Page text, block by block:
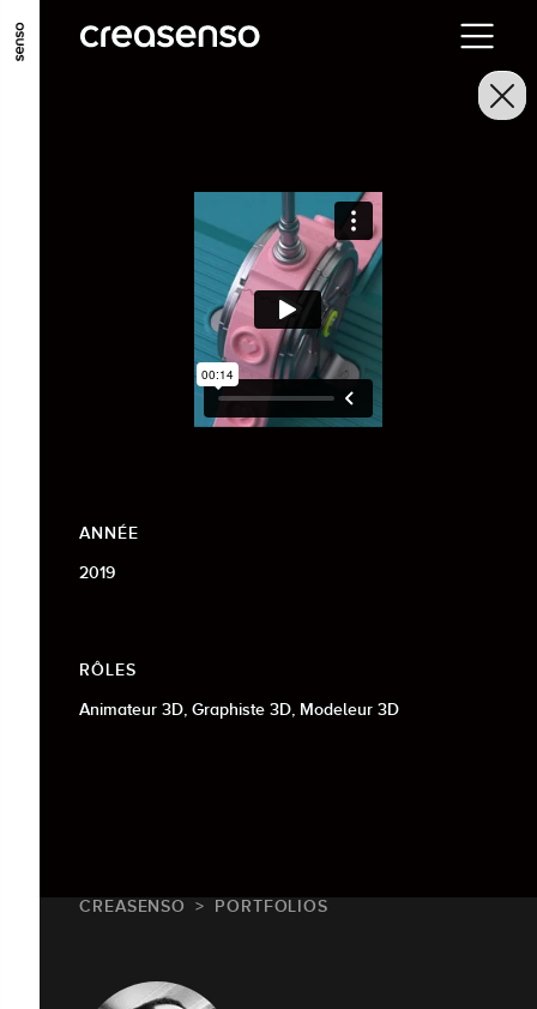
ALLER AU CONTENU PRINCIPAL
ANNÉE
2019
RÔLES
Animateur 3D, Graphiste 3D, Modeleur 3D
CREASENSO PORTFOLIOS